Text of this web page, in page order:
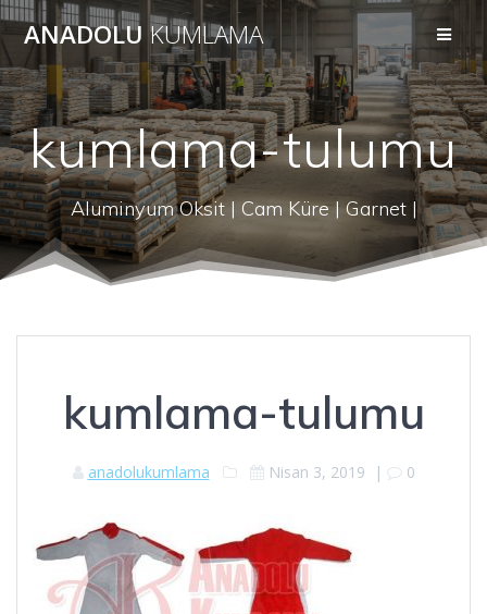
Skip
to
content
ANADOLU KUMLAMA
kumlama-tulumu
Aluminyum Oksit | Cam Küre | Garnet |
kumlama-tulumu
anadolukumlama Nisan 3, 2019 | 0